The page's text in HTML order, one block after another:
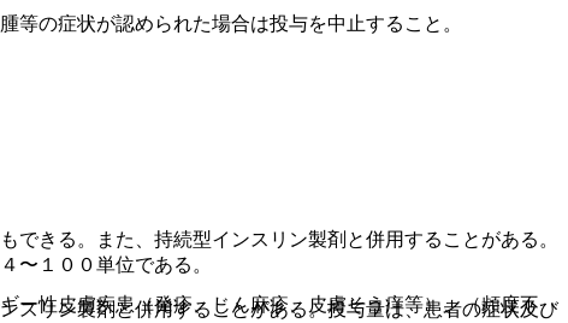
の症状が認められた場合は投与を中止すること。
性皮膚疾患（発疹、じん麻疹、皮膚そう痒等）、（頻度不
きる。また、持続型インスリン製剤と併用することがある。
〜１００単位である。
スリン製剤と併用することがある。投与量は、患者の症状及び